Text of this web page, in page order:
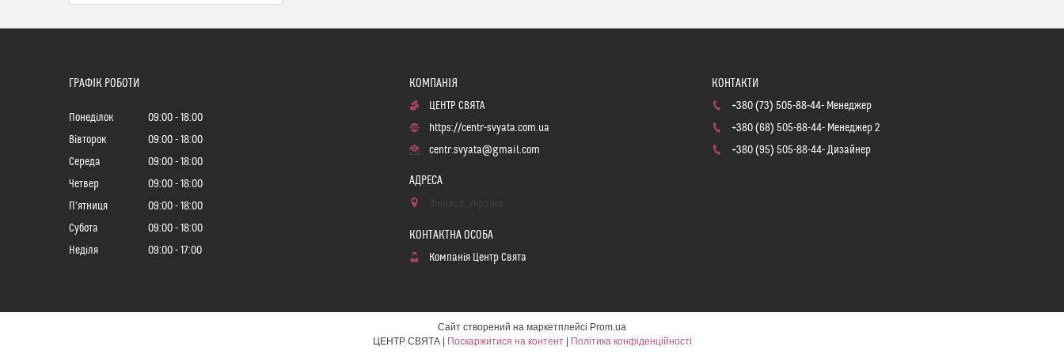
ГРАФІК РОБОТИ
Понеділок 09:00
18:00
Вівторок
09:00
18:00
Середа
09:00
18:00
Четвер
09:00
18:00
Пʼятниця
09:00
18:00
Субота
09:00
18:00
Неділя
09:00 17:00
ЦЕНТР СВЯТА
https://centr-svyata.com.ua
centr.svyata@gmail.com
Компанія Центр Свята
+380 (73) 505-88-44 Менеджер
+380 (68) 505-88-44 Менеджер 2
+380 (95) 505-88-44 Дизайнер
Сайт створений на маркетплейсі Prom.ua
ЦЕНТР СВЯТА | Поскаржитися на контент | Політика конфіденційності